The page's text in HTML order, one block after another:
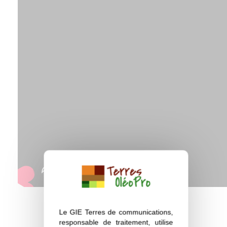
Le GIE Terres de communications,
responsable de traitement, utilise